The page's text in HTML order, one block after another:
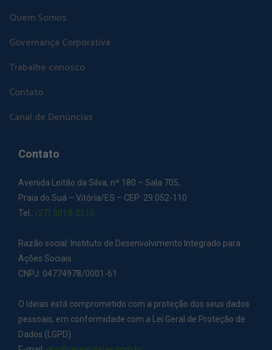
Quem Somos
Governança Corporativa
Trabalhe conosco
Contato
Canal de Denúncias
Contato
Avenida Leitão da Silva, nº 180 – Sala 705,
Praia do Suá – Vitória/ES – CEP: 29.052-110
Tel.: (27) 3019-2515
Razão social: Instituto de Desenvolvimento Integrado para
Ações Sociais
CNPJ: 04774978/0001-61
O Ideias está comprometido com a proteção dos seus dados
pessoais, em conformidade com a Lei Geral de Proteção de
Dados (LGPD).